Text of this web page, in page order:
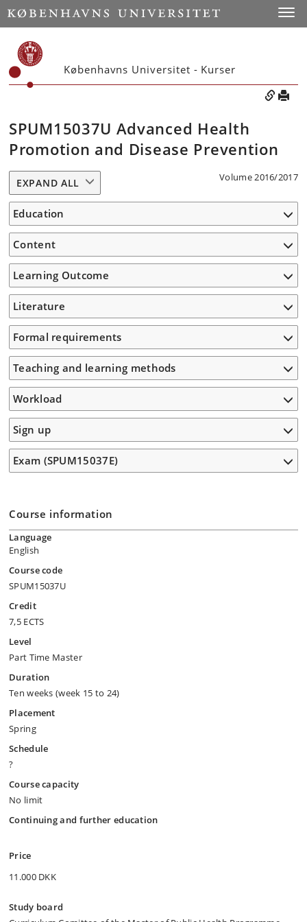
Københavns Universitet - Kurser
SPUM15037U Advanced Health
Promotion and Disease Prevention
Volume 2016/2017
EXPAND ALL
Education
Content
Learning Outcome
Literature
Formal requirements
Teaching and learning methods
Workload
Sign up
Exam (SPUM15037E)
Course information
Language
English
Course code
SPUM15037U
Credit
7,5 ECTS
Level
Part Time Master
Duration
Ten weeks (week 15 to 24)
Placement
Spring
Schedule
?
Course capacity
No limit
Continuing and further education
Price
11.000 DKK
Study board